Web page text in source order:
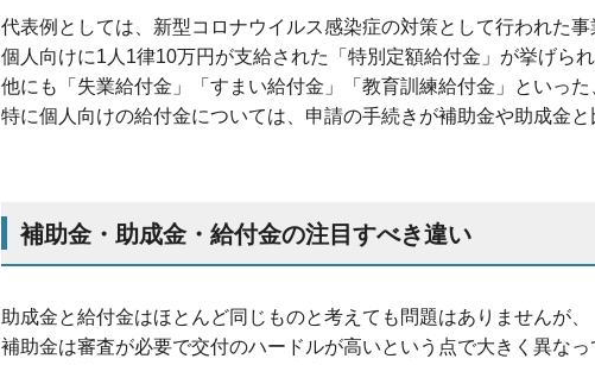
代表例としては、新型コロナウイルス感染症の対策として行われた事
個人向けに1人1律10万円が支給された「特別定額給付金」が挙げられ
他にも「失業給付金」「すまい給付金」「教育訓練給付金」といっ
特に個人向けの給付金については、申請の手続きが補助金や助成金
補助金・助成金・給付金の注目すべき違い
助成金と給付金はほとんど同じものと考えても問題はありませんが、
補助金は審査が必要で交付のハードルが高いという点で大きく異なっ